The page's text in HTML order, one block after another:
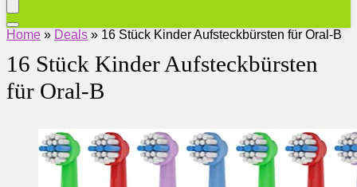
Home » Deals » 16 Stück Kinder Aufsteckbürsten für Oral-B
16 Stück Kinder Aufsteckbürsten
für Oral-B